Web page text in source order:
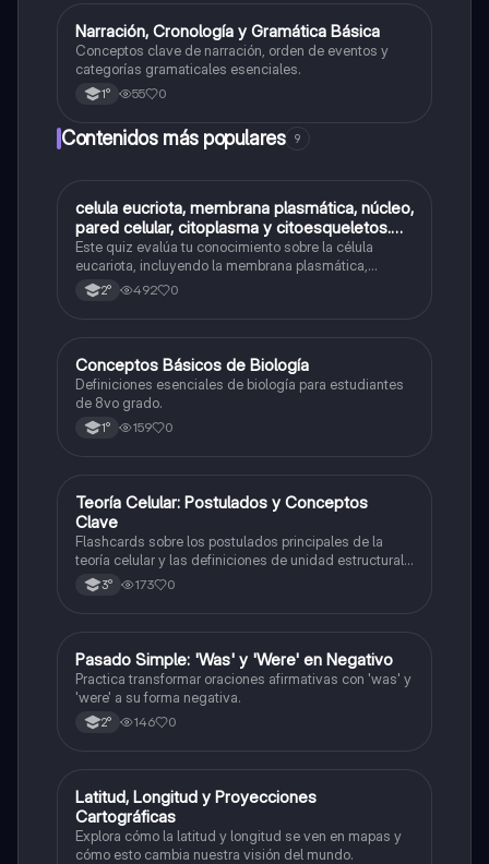
NLengua
Narración, Cronología y Gramática Básica
Conceptos clave de narración, orden de eventos y
categorías gramaticales esenciales.
1° 55 0
Contenidos más populares 9
CBiología
celula eucriota, membrana plasmática, núcleo,
pared celular, citoplasma y citoesqueletos.
nombre se las partes de la celula eucariota
Este quiz evalúa tu conocimiento sobre la célula
eucariota, incluyendo la membrana plasmática,
núcleo, pared celular, citoplasma y citoesqueleto.
2° 492 0
CBiología
Conceptos Básicos de Biología
Definiciones esenciales de biología para estudiantes
de 8vo grado.
1° 159 0
TBiología
Teoría Celular: Postulados y Conceptos
Clave
Flashcards sobre los postulados principales de la
teoría celular y las definiciones de unidad estructural
y funcional.
3° 173 0
PInglés
Pasado Simple: 'Was' y 'Were' en Negativo
Practica transformar oraciones afirmativas con 'was' y
'were' a su forma negativa.
2° 146 0
LGeografía
Latitud, Longitud y Proyecciones
Cartográficas
Explora cómo la latitud y longitud se ven en mapas y
cómo esto cambia nuestra visión del mundo.